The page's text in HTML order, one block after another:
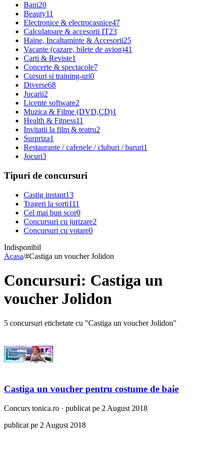
Bani20
Beauty11
Electronice & electrocasnice47
Calculatoare & accesorii IT23
Haine, Incaltaminte & Accesorii25
Vacante (cazare, bilete de avion)41
Carti & Reviste1
Concerte & spectacole7
Cursuri si training-uri0
Diverse68
Jucarii2
Licente software2
Muzica & Filme (DVD,CD)1
Health & Fitness11
Invitatii la film & teatru2
Surpriza1
Restaurante / cafenele / cluburi / baruri1
Jocuri3
Tipuri de concursuri
Castig instant13
Trageri la sorti111
Cel mai bun scor0
Concursuri cu jurizare2
Concursuri cu votare0
Indisponibil
Acasa/#Castiga un voucher Jolidon
Concursuri: Castiga un
voucher Jolidon
5 concursuri etichetate cu "Castiga un voucher Jolidon"
Castiga un voucher pentru costume de baie
Concurs tonica.ro · publicat pe 2 August 2018
publicat pe 2 August 2018